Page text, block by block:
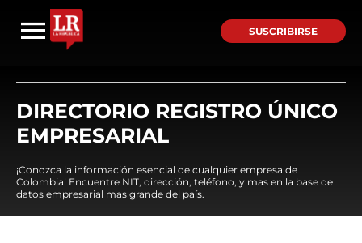
SUSCRIBIRSE
DIRECTORIO REGISTRO ÚNICO
EMPRESARIAL
¡Conozca la información esencial de cualquier empresa de
Colombia! Encuentre NIT, dirección, teléfono, y mas en la base de
datos empresarial mas grande del país.